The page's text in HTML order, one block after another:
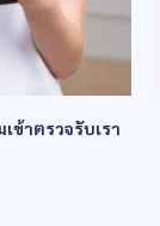
ข้าตรวจรับเรา